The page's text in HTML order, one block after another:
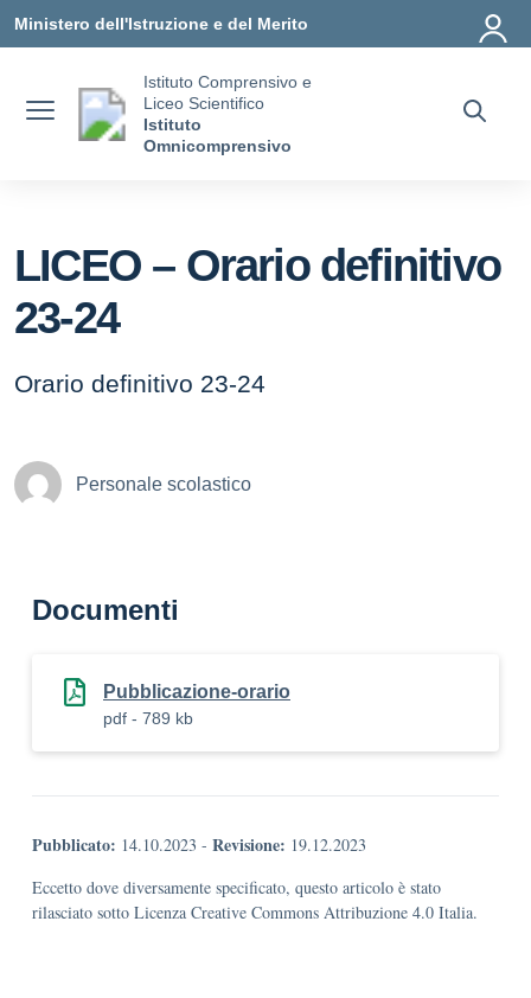
Ministero dell'Istruzione e del Merito
Istituto Comprensivo e
Liceo Scientifico
Istituto
Omnicomprensivo
LICEO – Orario definitivo
23-24
Orario definitivo 23-24
Personale scolastico
Documenti
Pubblicazione-orario
pdf - 789 kb
Pubblicato: 14.10.2023 - Revisione: 19.12.2023
Eccetto dove diversamente specificato, questo articolo è stato
rilasciato sotto Licenza Creative Commons Attribuzione 4.0 Italia.